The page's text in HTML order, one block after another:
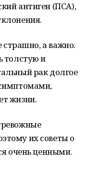
антиген (ПСА),
страшно, а важно.
толстую и
рак долгое
жизни.
их советы о
очень ценными.